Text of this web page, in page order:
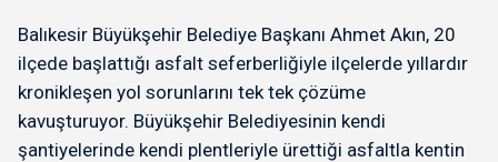
Balıkesir Büyükşehir Belediye Başkanı Ahmet Akın, 20
ilçede başlattığı asfalt seferberliğiyle ilçelerde yıllardır
kronikleşen yol sorunlarını tek tek çözüme
kavuşturuyor. Büyükşehir Belediyesinin kendi
şantiyelerinde kendi plentleriyle ürettiği asfaltla kentin